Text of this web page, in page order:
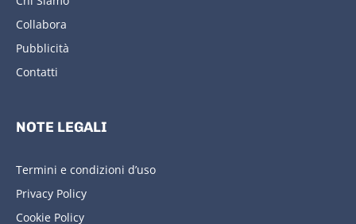
Collabora
Pubblicità
Contatti
NOTE LEGALI
Termini e condizioni d’uso
Privacy Policy
Cookie Policy